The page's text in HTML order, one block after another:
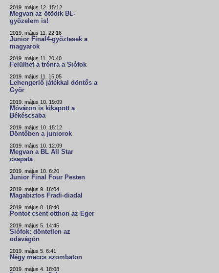
2019. május 12. 15:12
Megvan az ötödik BL-
győzelem is!
2019. május 11. 22:16
Junior Final4-győztesek a
magyarok
2019. május 11. 20:40
Felülhet a trónra a Siófok
2019. május 11. 15:05
Lehengerlő játékkal döntős a
Győr
2019. május 10. 19:09
Móváron is kikapott a
Békéscsaba
2019. május 10. 15:12
Döntőben a juniorok
2019. május 10. 12:09
Megvan a BL All Star
csapata
2019. május 10. 6:20
Junior Final Four Pesten
2019. május 9. 18:04
Magabiztos Fradi-diadal
2019. május 8. 18:40
Pontot csent otthon az Eger
2019. május 5. 14:45
Siófok: döntetlen az
odavágón
2019. május 5. 6:41
Négy meccs szombaton
2019. május 4. 18:08